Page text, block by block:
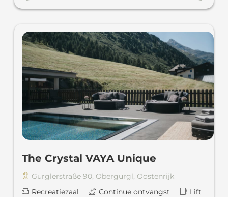
The Crystal VAYA Unique
Gurglerstraße 90, Obergurgl, Oostenrijk
Recreatiezaal
Continue ontvangst
Lift